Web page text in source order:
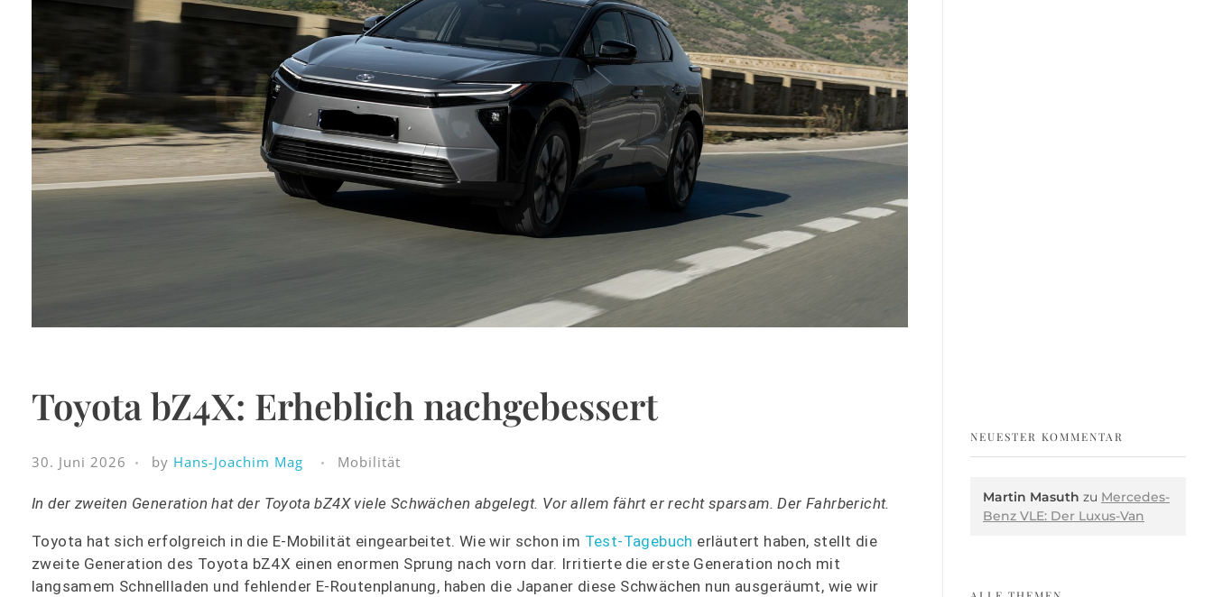
Toyota bZ4X: Erheblich nachgebessert
30. Juni 2026 by Hans-Joachim Mag Mobilität
In der zweiten Generation hat der Toyota bZ4X viele Schwächen abgelegt. Vor allem fährt er recht sparsam. Der Fahrbericht.
Toyota hat sich erfolgreich in die E-Mobilität eingearbeitet. Wie wir schon im Test-Tagebuch erläutert haben, stellt die
zweite Generation des Toyota bZ4X einen enormen Sprung nach vorn dar. Irritierte die erste Generation noch mit
langsamem Schnellladen und fehlender E-Routenplanung, haben die Japaner diese Schwächen nun ausgeräumt, wie wir
NEUESTER KOMMENTAR
Martin Masuth zu Mercedes-
Benz VLE: Der Luxus-Van